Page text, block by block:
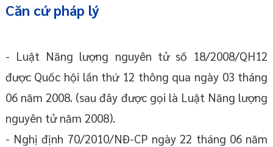
Căn cứ pháp lý
- Luật Năng lượng nguyên tử số 18/2008/QH12
được Quốc hội lần thứ 12 thông qua ngày 03 tháng
06 năm 2008. (sau đây được gọi là Luật Năng lượng
nguyên tử năm 2008).
- Nghị định 70/2010/NĐ-CP ngày 22 tháng 06 năm